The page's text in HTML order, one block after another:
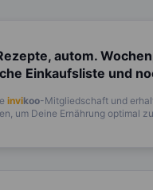
autom.
Einkaufsliste und
invikoo-Mitgliedschaft und
um Deine Ernährung optimal